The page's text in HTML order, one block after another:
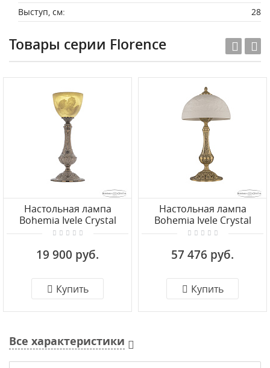
Выступ, см:
28
Товары серии Florence
Настольная лампа
Bohemia Ivele Crystal
Florence 71100L/15 NW P1
19 900 руб.
Купить
Настольная лампа
Bohemia Ivele Crystal
Florence 71100L/30 FP
57 476 руб.
Купить
Все характеристики